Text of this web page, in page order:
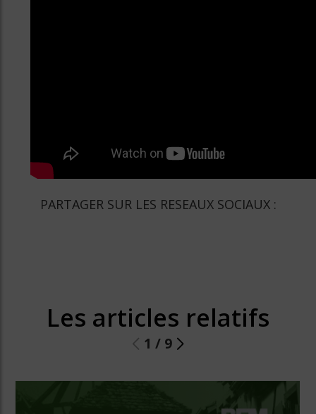
PARTAGER SUR LES RESEAUX SOCIAUX :
Les articles relatifs
1 / 9